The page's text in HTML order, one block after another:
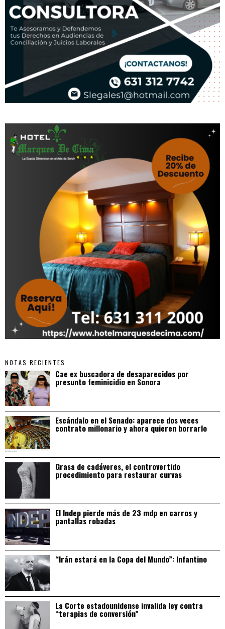
NOTAS RECIENTES
Cae ex buscadora de desaparecidos por
presunto feminicidio en Sonora
Escándalo en el Senado: aparece dos veces
contrato millonario y ahora quieren borrarlo
Grasa de cadáveres, el controvertido
procedimiento para restaurar curvas
El Indep pierde más de 23 mdp en carros y
pantallas robadas
“Irán estará en la Copa del Mundo”: Infantino
La Corte estadounidense invalida ley contra
“terapias de conversión”